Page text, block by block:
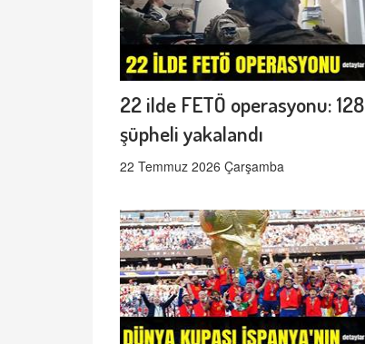
22 ilde FETÖ operasyonu: 128
şüpheli yakalandı
22 Temmuz 2026 Çarşamba